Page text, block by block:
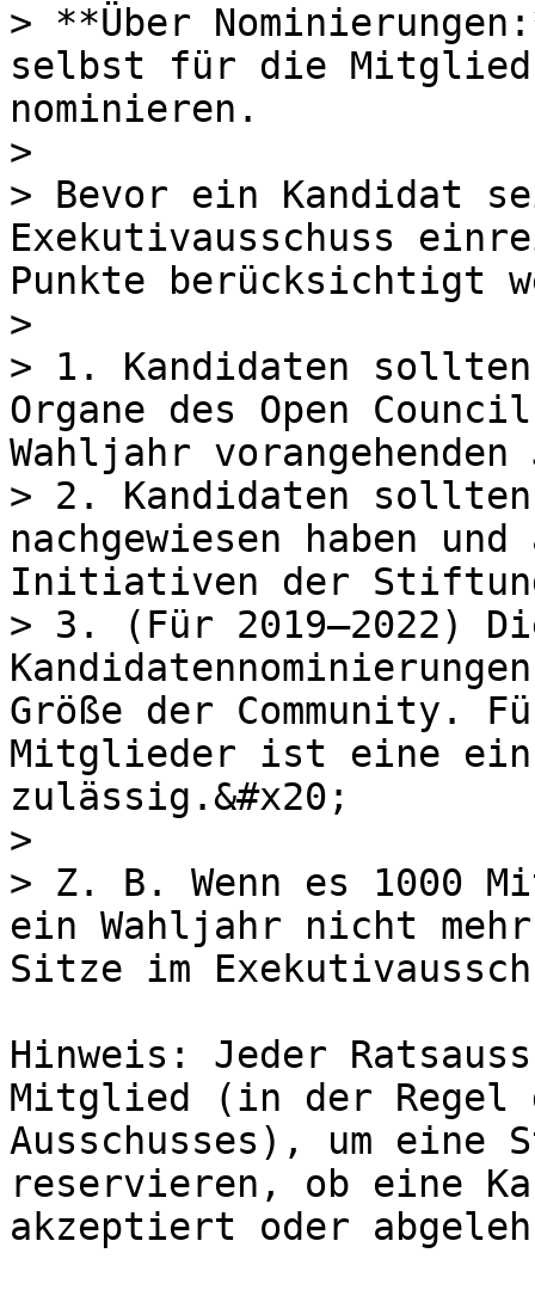
> **Über
selbst für die
nominieren.
>
> Bevor ein Kandidat
Exekutivausschuss
Punkte berücksichtigt
>
> 1. Kandidaten
Organe des Open
Wahljahr
> 2. Kandidaten sollten
nachgewiesen haben
Initiativen der Stiftung
> 3. (Für 2019–2022)
Größe der Community.
Mitglieder ist eine
zulässig.&#x20;
>
> Z. B. Wenn es 1000
ein Wahljahr nicht
Sitze im
Hinweis: Jeder
Mitglied (in der Regel
Ausschusses), um eine
reservieren, ob eine
akzeptiert oder